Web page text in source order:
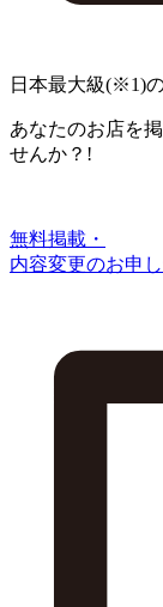
日本最大級(※1)
あなたのお店を
せんか？!
無料掲載・
内容変更のお申